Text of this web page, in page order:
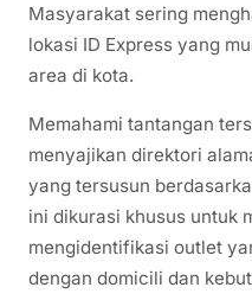
Masyarakat sering
lokasi ID Express yang
area di kota.
Memahami tantangan
menyajikan direktori
yang tersusun
ini dikurasi khusus untuk
mengidentifikasi outlet
dengan domicili dan